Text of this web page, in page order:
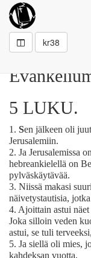
kr38
5 LUKU.
1. Sen jälkeen oli
Jerusalemiin.
2. Ja Jerusalemissa
hebreankielellä on
pylväskäytävää.
3. Niissä makasi
näivetystautisia,
4. Ajoittain astui
Joka silloin veden
astui, se tuli
5. Ja siellä oli mies,
kahdeksan vuotta.